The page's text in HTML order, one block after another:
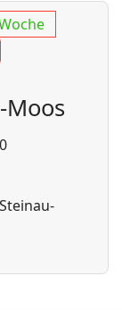
Moos